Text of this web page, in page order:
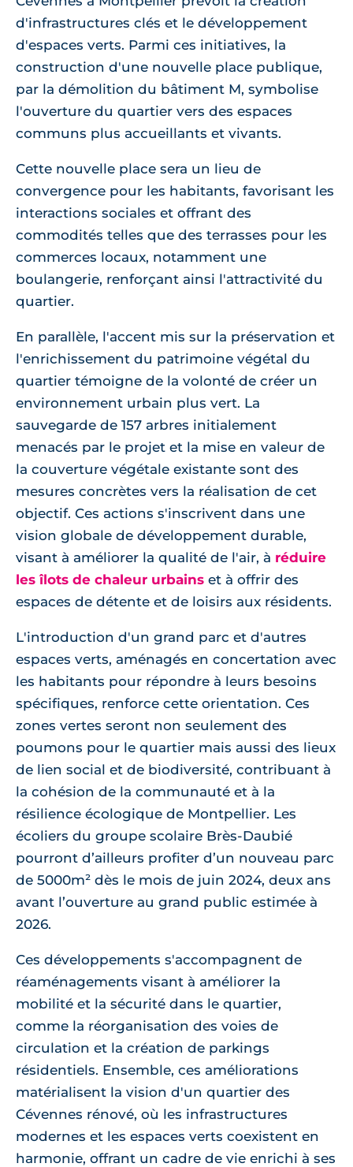
d'infrastructures clés et le développement
d'espaces verts. Parmi ces initiatives, la
construction d'une nouvelle place publique,
par la démolition du bâtiment M, symbolise
l'ouverture du quartier vers des espaces
communs plus accueillants et vivants.
Cette nouvelle place sera un lieu de
convergence pour les habitants, favorisant les
interactions sociales et offrant des
commodités telles que des terrasses pour les
commerces locaux, notamment une
boulangerie, renforçant ainsi l'attractivité du
quartier.
En parallèle, l'accent mis sur la préservation et
l'enrichissement du patrimoine végétal du
quartier témoigne de la volonté de créer un
environnement urbain plus vert. La
sauvegarde de 157 arbres initialement
menacés par le projet et la mise en valeur de
la couverture végétale existante sont des
mesures concrètes vers la réalisation de cet
objectif. Ces actions s'inscrivent dans une
vision globale de développement durable,
visant à améliorer la qualité de l'air, à réduire
les îlots de chaleur urbains et à offrir des
espaces de détente et de loisirs aux résidents.
L'introduction d'un grand parc et d'autres
espaces verts, aménagés en concertation avec
les habitants pour répondre à leurs besoins
spécifiques, renforce cette orientation. Ces
zones vertes seront non seulement des
poumons pour le quartier mais aussi des lieux
de lien social et de biodiversité, contribuant à
la cohésion de la communauté et à la
résilience écologique de Montpellier. Les
écoliers du groupe scolaire Brès-Daubié
pourront d’ailleurs profiter d’un nouveau parc
de 5000m² dès le mois de juin 2024, deux ans
avant l’ouverture au grand public estimée à
2026.
Ces développements s'accompagnent de
réaménagements visant à améliorer la
mobilité et la sécurité dans le quartier,
comme la réorganisation des voies de
circulation et la création de parkings
résidentiels. Ensemble, ces améliorations
matérialisent la vision d'un quartier des
Cévennes rénové, où les infrastructures
modernes et les espaces verts coexistent en
harmonie, offrant un cadre de vie enrichi à ses